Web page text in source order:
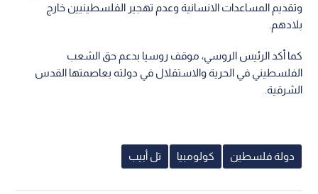
وتقديم المساعدات الانسانية وعدم تهجير الفلسطينيين خارج
بلادهم.
كما أكد الرئيس الروسي، موقف روسيا بدعم حق الشعب
الفلسطيني في الحرية والاستقلال في دولته بعاصمتها القدس
الشرقية.
دولة فلسطين كولومبيا تل أبيب